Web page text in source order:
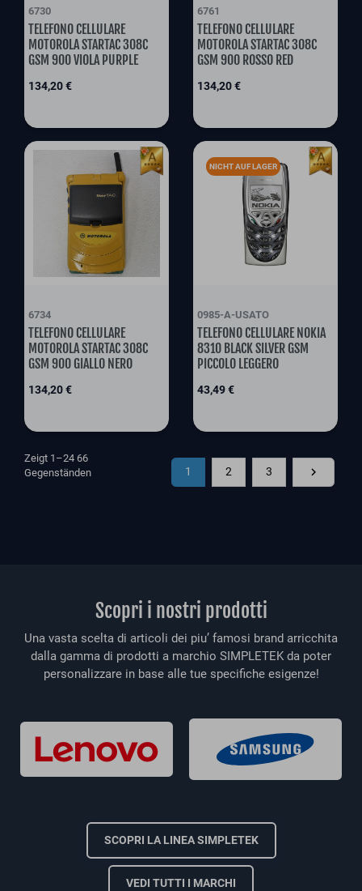
6730
TELEFONO CELLULARE
MOTOROLA STARTAC 308C
GSM 900 VIOLA PURPLE
Preis
134,20 €
6761
TELEFONO CELLULARE
MOTOROLA STARTAC 308C
GSM 900 ROSSO RED
Preis
134,20 €
6734
TELEFONO CELLULARE
MOTOROLA STARTAC 308C
GSM 900 GIALLO NERO
Preis
134,20 €
NICHT AUF LAGER
0985-A-USATO
TELEFONO CELLULARE NOKIA
8310 BLACK SILVER GSM
PICCOLO LEGGERO
Preis
43,49 €
Zeigt 1–24 66
Gegenständen
1 2 3 Als

Scopri i nostri prodotti
Una vasta scelta di articoli dei piu’ famosi brand arricchita
dalla gamma di prodotti a marchio SIMPLETEK da poter
personalizzare in base alle tue specifiche esigenze!
SCOPRI LA LINEA SIMPLETEK
VEDI TUTTI I MARCHI